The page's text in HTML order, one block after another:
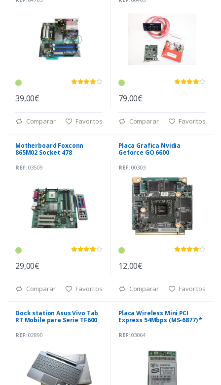
39,00€
Comparar Favoritos
79,00€
Comparar Favoritos
Motherboard Foxconn
865M02 Socket 478
REF:03509
29,00€
Comparar Favoritos
Placa Grafica Nvidia
Geforce GO 6600
REF:00303
12,00€
Comparar Favoritos
Dock station Asus Vivo Tab
RT Mobile para Serie TF600
REF:02890
Placa Wireless Mini PCI
Express 54Mbps (MS-6877) *
REF:03064